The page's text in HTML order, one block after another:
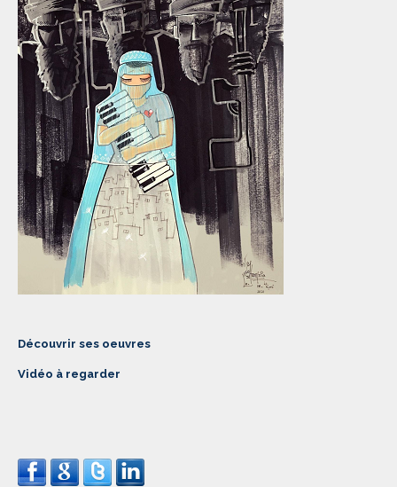
Découvrir ses oeuvres
Vidéo à regarder